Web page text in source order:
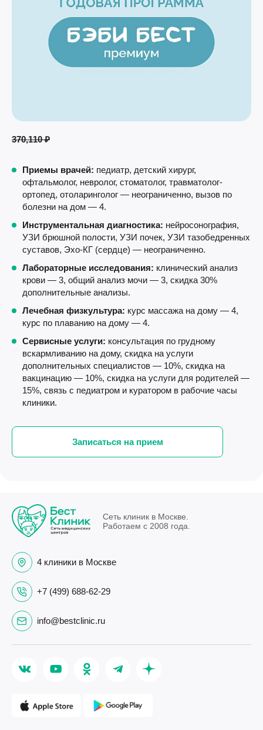
370,110 ₽
Приемы врачей: педиатр, детский хирург,
офтальмолог, невролог, стоматолог, травматолог-
ортопед, отоларинголог — неограниченно, вызов по
болезни на дом — 4.
Инструментальная диагностика: нейросонография,
УЗИ брюшной полости, УЗИ почек, УЗИ тазобедренных
суставов, Эхо-КГ (сердце) — неограниченно.
Лабораторные исследования: клинический анализ
крови — 3, общий анализ мочи — 3, скидка 30%
дополнительные анализы.
Лечебная физкультура: курс массажа на дому — 4,
курс по плаванию на дому — 4.
Сервисные услуги: консультация по грудному
вскармливанию на дому, скидка на услуги
дополнительных специалистов — 10%, скидка на
вакцинацию — 10%, скидка на услуги для родителей —
15%, связь с педиатром и куратором в рабочие часы
клиники.
Записаться на прием
Сеть клиник в Москве.
Работаем с 2008 года.
4 клиники в Москве
+7 (499) 688-62-29
info@bestclinic.ru